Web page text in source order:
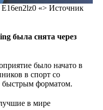
«> Источник
была снята через
было начато в
в спорт со
быстрым форматом.
в мире